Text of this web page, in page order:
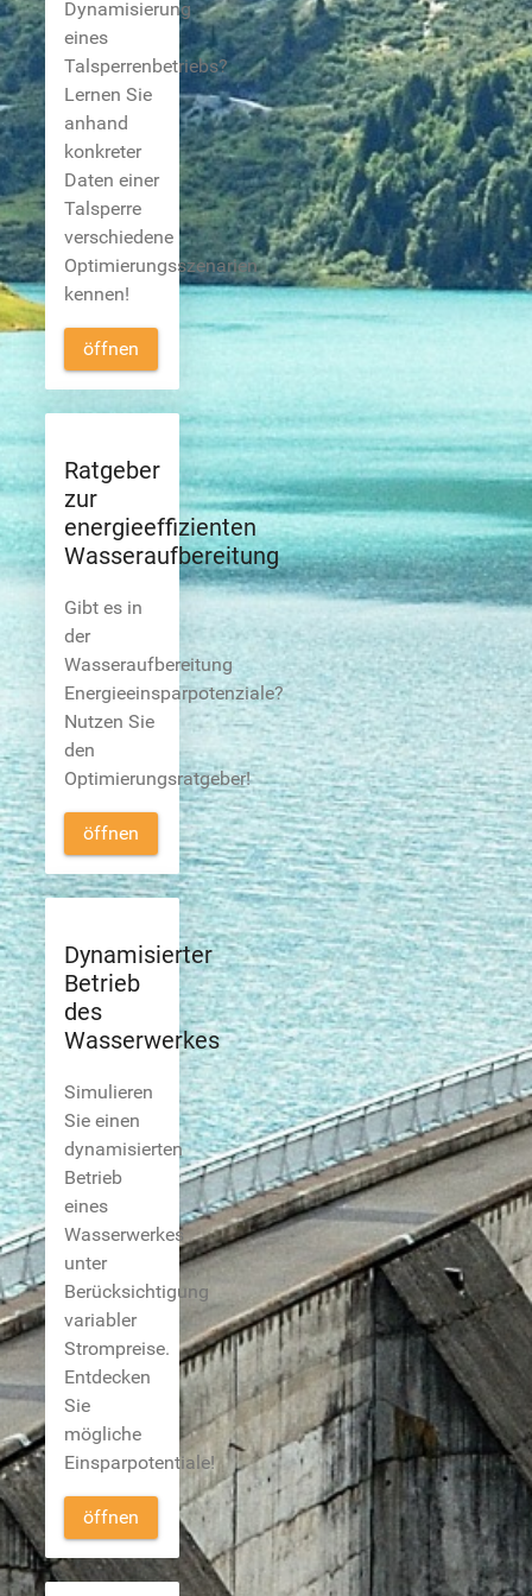
Dynamisierung
eines
Talsperrenbetriebs?
Lernen Sie
anhand
konkreter
Daten einer
Talsperre
verschiedene
Optimierungsszenarien
kennen!
öffnen
Ratgeber
zur
energieeffizienten
Wasseraufbereitung
Gibt es in
der
Wasseraufbereitung
Energieeinsparpotenziale?
Nutzen Sie
den
Optimierungsratgeber!
öffnen
Dynamisierter
Betrieb
des
Wasserwerkes
Simulieren
Sie einen
dynamisierten
Betrieb
eines
Wasserwerkes
unter
Berücksichtigung
variabler
Strompreise.
Entdecken
Sie
mögliche
Einsparpotentiale!
öffnen